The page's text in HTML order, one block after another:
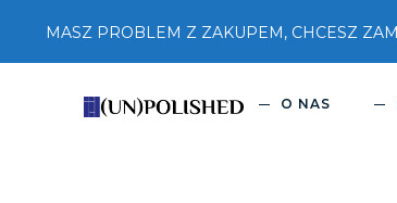
MASZ PROBLEM Z ZAKUPEM, CHCESZ
O NAS